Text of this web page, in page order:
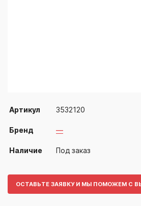
Артикул 3532120
Бренд —
Наличие Под заказ
ОСТАВЬТЕ ЗАЯВКУ И МЫ ПОМОЖЕМ С